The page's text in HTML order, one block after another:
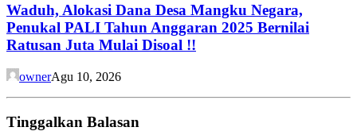
Waduh, Alokasi Dana Desa Mangku Negara,
Penukal PALI Tahun Anggaran 2025 Bernilai
Ratusan Juta Mulai Disoal !!
ownerAgu 10, 2026
Tinggalkan Balasan